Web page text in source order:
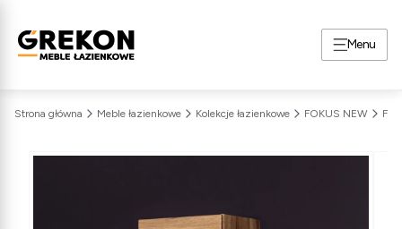
Menu
Strona główna Meble łazienkowe Kolekcje łazienkowe FOKUS NEW